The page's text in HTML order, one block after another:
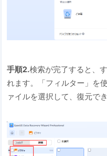
手順2.検索が完了すると、
れます。「フィルター」を
ァイルを選択して、復元でき